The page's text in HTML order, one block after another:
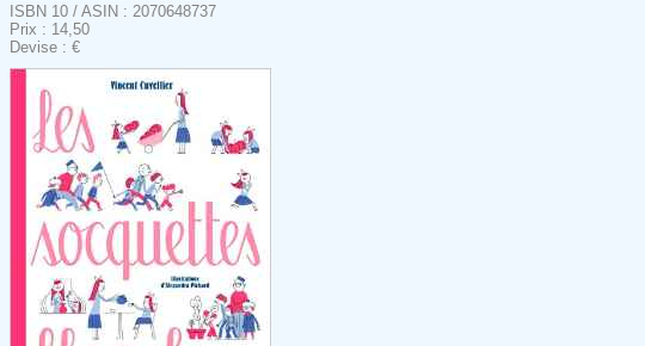
ISBN 10 / ASIN : 2070648737
Prix : 14,50
Devise : €